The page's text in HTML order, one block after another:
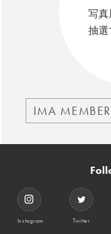
写真
抽選
IMA
Instagram Twitter